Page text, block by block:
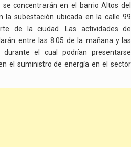
MARZO
se concentrarán en el barrio Altos del
la subestación ubicada en la calle 99
de la ciudad. Las actividades de
entre las 8:05 de la mañana y las
el cual podrían presentarse
el suministro de energía en el sector